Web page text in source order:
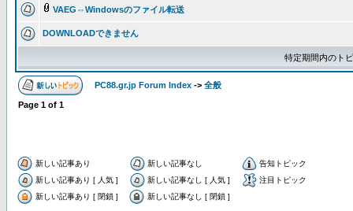
VAEG⇔Windowsのファイル転送
DOWNLOADできません
特定期間内のト
PC88.gr.jp Forum Index -> 全般
Page 1 of 1
新しい記事あり 新しい記事なし
告知トピック
新しい記事あり [ 人気 ]
新しい記事なし [ 人気 ]
注目トピック
新しい記事あり [ 閉鎖 ]
新しい記事なし [ 閉鎖 ]